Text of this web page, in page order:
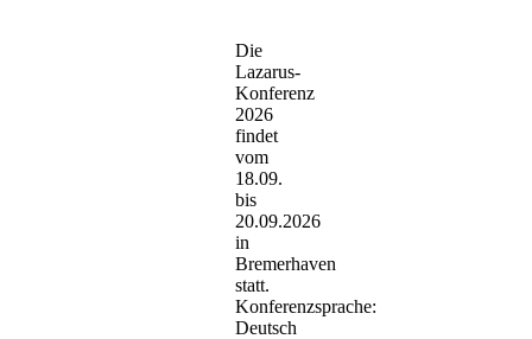
Die
Lazarus-
Konferenz
2026
findet
vom
18.09.
bis
20.09.2026
in
Bremerhaven
statt.
Konferenzsprache:
Deutsch